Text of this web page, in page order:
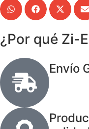
¿Por qué Zi-
Envío